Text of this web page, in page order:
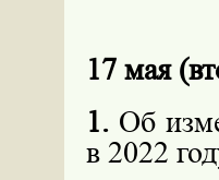
17 мая
1. Об
в 2022